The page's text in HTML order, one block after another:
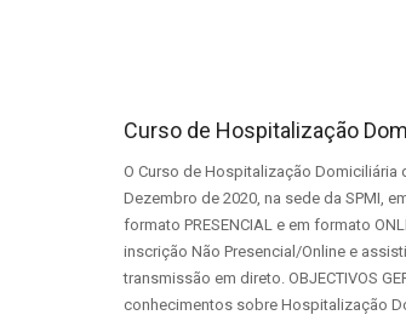
Curso de Hospitalização
O Curso de Hospitalização Domiciliária
Dezembro de 2020, na sede da SPMI,
formato PRESENCIAL e em formato
inscrição Não Presencial/Online e
transmissão em direto. OBJECTIVOS
conhecimentos sobre Hospitalização